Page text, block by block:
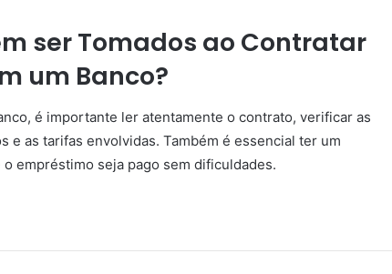
ser Tomados ao Contratar
um Banco?
é importante ler atentamente o contrato, verificar as
e as tarifas envolvidas. Também é essencial ter um
empréstimo seja pago sem dificuldades.